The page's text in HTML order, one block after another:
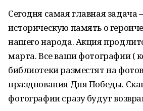
Сегодня самая главная задача
историческую память о
нашего народа. Акция
марта. Все ваши фотографии (
библиотеки разместят на
празднования Дня Победы.
фотографии сразу будут